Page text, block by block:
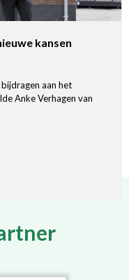
kansen
aan het
Anke Verhagen van